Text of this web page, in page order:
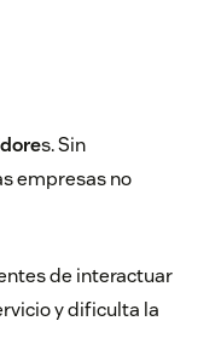
s. Sin
empresas no
de interactuar
y dificulta la